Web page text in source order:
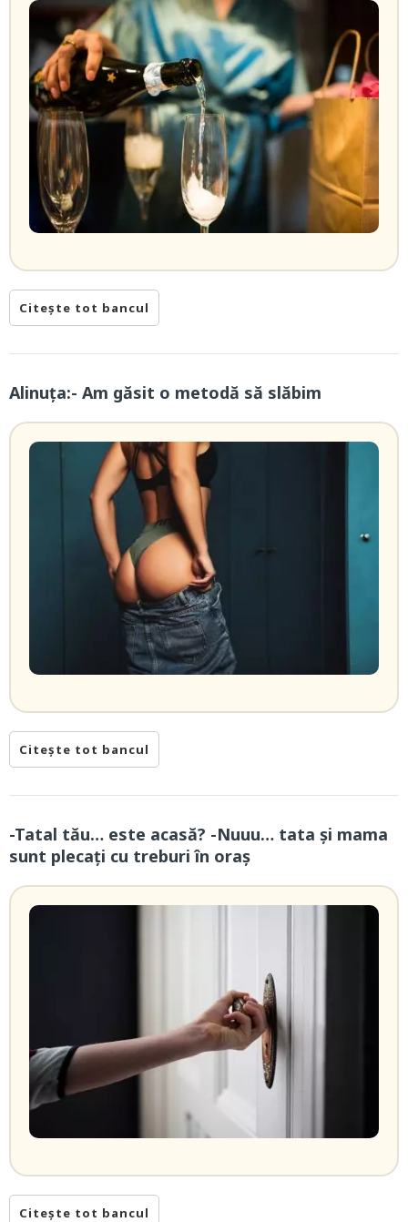
Citește tot bancul
Alinuța:- Am găsit o metodă să slăbim
Citește tot bancul
-Tatal tău… este acasă? -Nuuu… tata și mama
sunt plecați cu treburi în oraș
Citește tot bancul